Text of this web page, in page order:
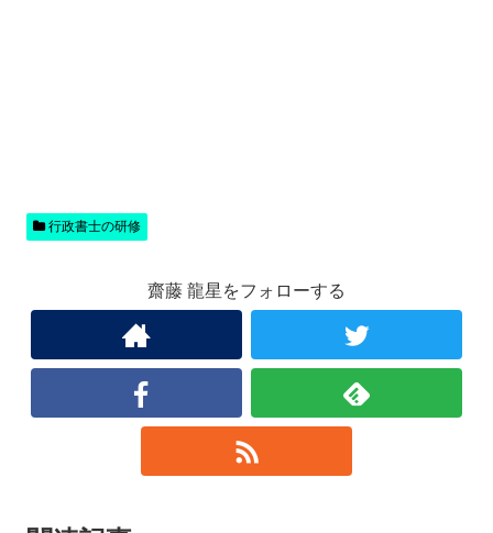
行政書士の研修
齋藤 龍星をフォローする